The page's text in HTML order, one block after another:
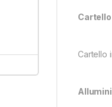
Cartello
Cartello